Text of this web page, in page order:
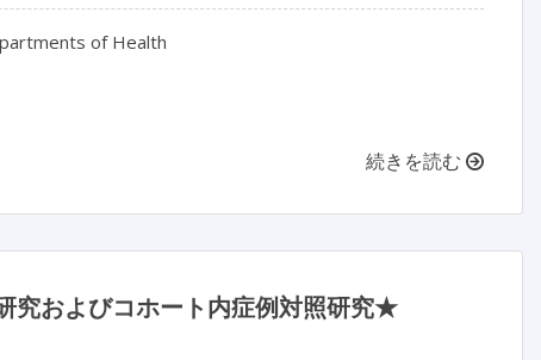
of Health
続きを読む
究およびコホート内症例対照研究★